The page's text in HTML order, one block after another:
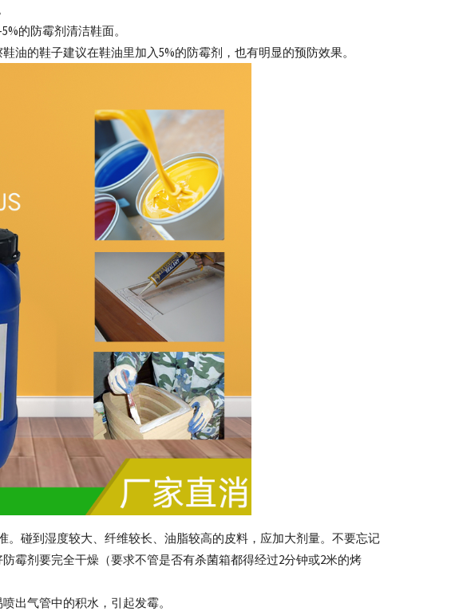
的防霉剂清洁鞋面。
油的鞋子建议在鞋油里加入5%的防霉剂，也有明显的预防效果。
碰到湿度较大、纤维较长、油脂较高的皮料，应加大剂量。不要忘记
霉剂要完全干燥（要求不管是否有杀菌箱都得经过2分钟或2米的烤
出气管中的积水，引起发霉。